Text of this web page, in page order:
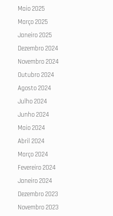
Maio 2025
Março 2025
Janeiro 2025
Dezembro 2024
Novembro 2024
Outubro 2024
Agosto 2024
Julho 2024
Junho 2024
Maio 2024
Abril 2024
Março 2024
Fevereiro 2024
Janeiro 2024
Dezembro 2023
Novembro 2023